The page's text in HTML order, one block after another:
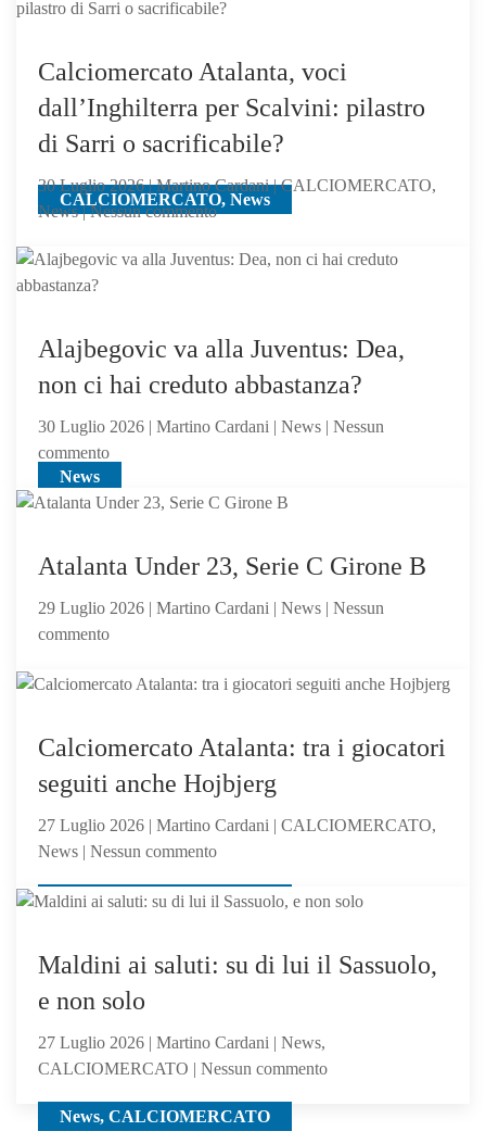
il
su
Samardzic,
offre
Ricci
CALCIOMERCATO, News
Calciomercato Atalanta, voci
dall’Inghilterra per Scalvini: pilastro
di Sarri o sacrificabile?
30 Luglio 2026 | Martino Cardani | CALCIOMERCATO,
News | Nessun commentosu
Atalanta,
per
pilastro
di
sacrificabile?
News
Alajbegovic va alla Juventus: Dea,
non ci hai creduto abbastanza?
30 Luglio 2026 | Martino Cardani | News | Nessun
commentosu
va
Juventus:
non
ci
creduto
Atalanta Under 23, Serie C Girone B
29 Luglio 2026 | Martino Cardani | News | Nessun
commentosu
Under
Girone
B
CALCIOMERCATO, News
Calciomercato Atalanta: tra i giocatori
seguiti anche Hojbjerg
27 Luglio 2026 | Martino Cardani | CALCIOMERCATO,
News | Nessun commentosu
Atalanta:
anche
News, CALCIOMERCATO
Maldini ai saluti: su di lui il Sassuolo,
e non solo
27 Luglio 2026 | Martino Cardani | News,
CALCIOMERCATO | Nessun commentosu